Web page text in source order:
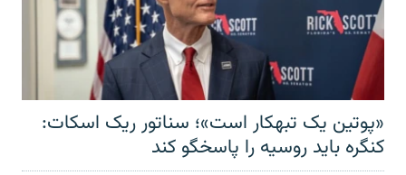
«پوتین یک تبهکار است»؛ سناتور ریک اسکات:
کنگره باید روسیه را پاسخگو کند